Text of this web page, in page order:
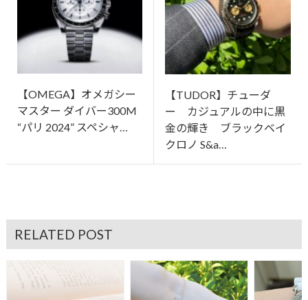
【OMEGA】オメガシー
マスター ダイバー300M
“パリ 2024” スペシャ…
【TUDOR】チューダ
ー カジュアルの中に黒
金の輝き ブラックベイ
クロノ S&a…
RELATED POST